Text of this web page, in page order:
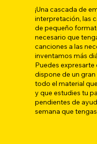
¡Una cascada de
interpretación, las
de pequeño
necesario que
canciones a las
inventamos más
Puedes
dispone de un
todo el material
y que estudies tu
pendientes de
semana que